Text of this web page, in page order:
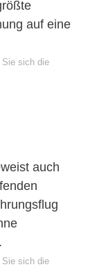
auf eine
Sie sich die
auch
Sie sich die